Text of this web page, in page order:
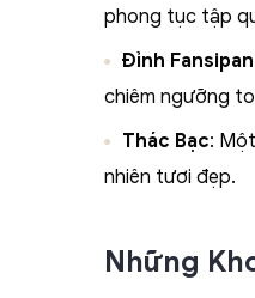
phong tục tập
Đỉnh Fansipan
chiêm ngưỡng
Thác Bạc:
nhiên tươi đẹp.
Những